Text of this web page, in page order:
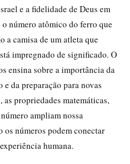
e a fidelidade de Deus em
número atômico do ferro que
a camisa de um atleta que
impregnado de significado. O
ensina sobre a importância da
da preparação para novas
as propriedades matemáticas,
ampliam nossa
os números podem conectar
humana.